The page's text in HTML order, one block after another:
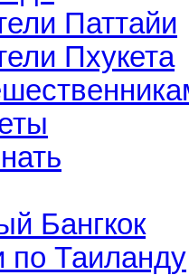
Паттайи
Пхукета
Бангкок
по Таиланду